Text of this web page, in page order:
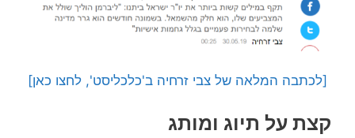
[לכתבה המלאה של צבי זרחיה ב'כלכליסט', לחצו כאן]
קצת על תיוג ומותג